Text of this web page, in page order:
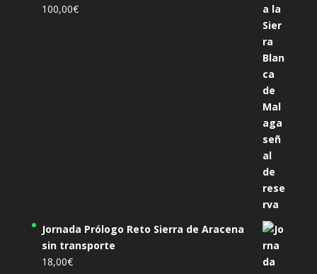
100,00€
Jornada Prólogo Reto Sierra de Aracena
sin transporte
18,00€